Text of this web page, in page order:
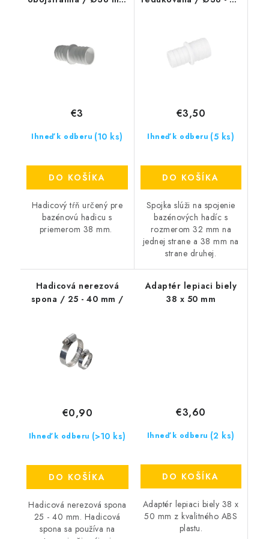
Ihneď k odberu (10 ks)
€3
DO KOŠÍKA
Hadicový tŕň určený pre
bazénovú hadicu s
priemerom 38 mm.
Ihneď k odberu (5 ks)
€3,50
DO KOŠÍKA
Spojka slúži na spojenie
bazénových hadíc s
rozmerom 32 mm na
jednej strane a 38 mm na
strane druhej.
Hadicová nerezová
spona / 25 - 40 mm /
Ihneď k odberu (>10 ks)
€0,90
DO KOŠÍKA
Hadicová nerezová spona
25 - 40 mm. Hadicová
spona sa používa na
Adaptér lepiaci biely
38 x 50 mm
Ihneď k odberu (2 ks)
€3,60
DO KOŠÍKA
Adaptér lepiaci biely 38 x
50 mm z kvalitného ABS
plastu.